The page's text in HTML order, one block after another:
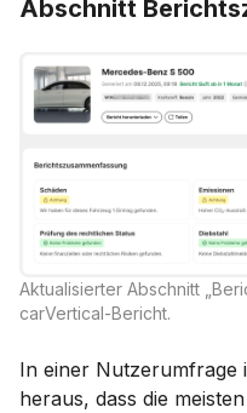
Abschnitt
Aktualisierter Abschnitt
carVertical-Bericht.
In einer Nutzerumfrage
heraus, dass die